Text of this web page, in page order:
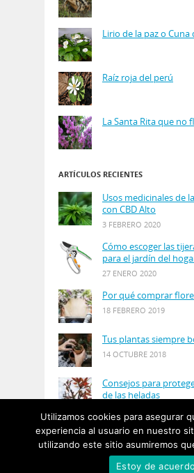
Lirio de la paz o Cuna
Raíz roja del perú
La Santa Rita que no
ARTÍCULOS RECIENTES
Usos medicinales de
con CBD Alto
3 FEBRERO 2020
Cómo escoger las
para el jardín del
27 ENERO 2020
Por qué comprar
18 FEBRERO 2019
Tus plantas siempre
14 OCTUBRE 2018
Consejos para
de las heladas
© Copyright 2019PlantasyJardines
Utilizamos cookies para asegurar
experiencia al usuario en nuestro
utilizando este sitio asumiremos
Estoy de acuerdo